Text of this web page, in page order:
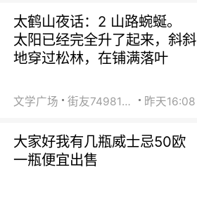
太鹤山夜话：2 山路蜿蜒。
太阳已经完全升了起来，斜斜
地穿过松林，在铺满落叶
文学广场 街友74981146 昨天16:08
大家好我有几瓶威士忌50欧
一瓶便宜出售